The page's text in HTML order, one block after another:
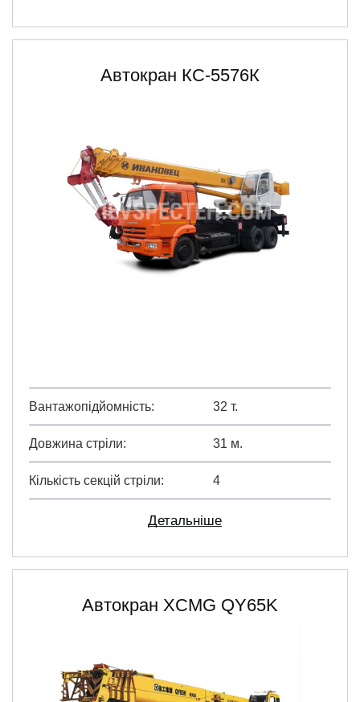
Автокран КС-5576К
Вантажопідйомність 32 т.
Довжина стріли 31 м.
Кількість секцій стріли 4
Детальніше
Автокран XCMG QY65K